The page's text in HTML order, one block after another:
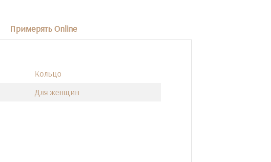
Примерять Online
Кольцо
Для женщин